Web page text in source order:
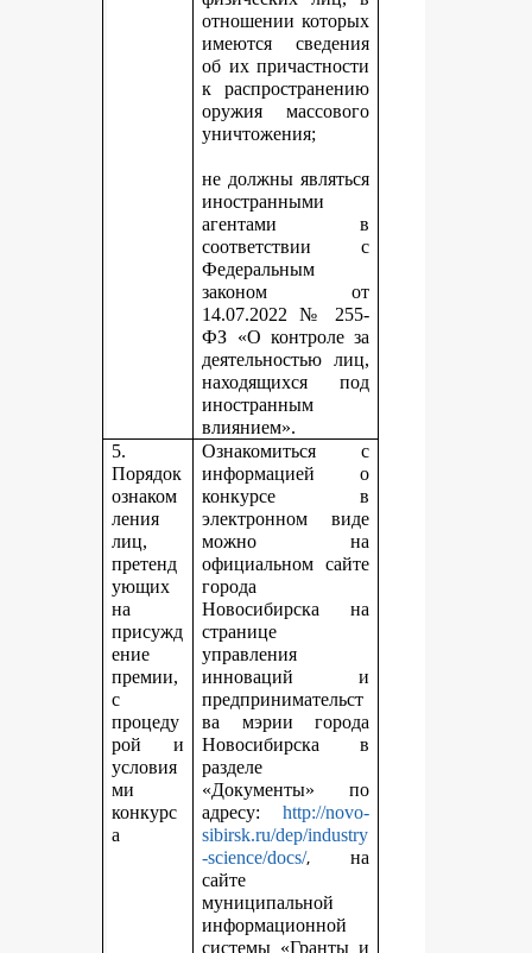
отношении которых
имеются сведения
об их причастности
к распространению
оружия массового
уничтожения;
не должны являться
иностранными
агентами в
соответствии с
Федеральным
законом от
14.07.2022 № 255-
ФЗ «О контроле за
деятельностью лиц,
находящихся под
иностранным
влиянием».
5.
Порядок
ознаком
ления
лиц,
претенд
ующих
на
присужд
ение
премии,
с
процеду
рой и
условия
ми
конкурс
а
Ознакомиться с
информацией о
конкурсе в
электронном виде
можно на
официальном сайте
города
Новосибирска на
странице
управления
инноваций и
предпринимательст
ва мэрии города
Новосибирска в
разделе
«Документы» по
адресу:http://novo-
sibirsk.ru/dep/industry
-science/docs/,на
сайте
муниципальной
информационной
системы «Гранты и